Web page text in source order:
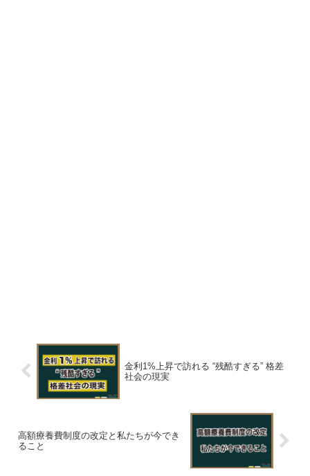
金利1%上昇で訪れる “残酷すぎる” 格差
社会の現実
高額療養費制度の改定と私たちが今でき
ること